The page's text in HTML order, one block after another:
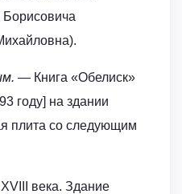
— Книга «Обелиск»
году] на здании
плита со следующим
века. Здание